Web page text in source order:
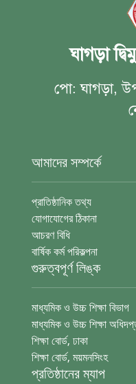
ঘাগড়া
পো: ঘাগড়া,
আমাদের সম্পর্কে
প্রাতিষ্ঠানিক তথ্য
যোগাযোগের ঠিকানা
আচরণ বিধি
বার্ষিক কর্ম পরিকল্পনা
গুরুত্বপূর্ণ লিঙ্ক
মাধ্যমিক ও উচ্চ শিক্ষা বিভাগ
মাধ্যমিক ও উচ্চ শিক্ষা
শিক্ষা বোর্ড, ঢাকা
শিক্ষা বোর্ড, ময়মনসিংহ
প্রতিষ্ঠানের ম্যাপ